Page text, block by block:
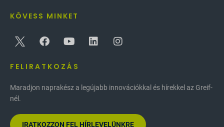
KÖVESS MINKET
FELIRATKOZÁS
Maradjon naprakész a legújabb innovációkkal és hírekkel az Greif-
nél.
IRATKOZZON FEL HÍRLEVELÜNKRE